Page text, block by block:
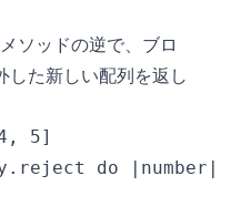
ソッドの逆で、ブロ
した新しい配列を返し
5]
do |number|